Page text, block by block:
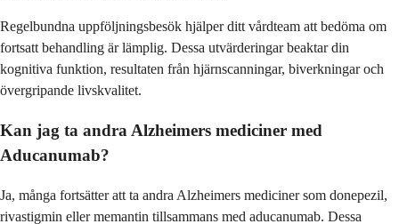
Regelbundna uppföljningsbesök hjälper ditt vårdteam att bedöma om
fortsatt behandling är lämplig. Dessa utvärderingar beaktar din
kognitiva funktion, resultaten från hjärnscanningar, biverkningar och
övergripande livskvalitet.
Kan jag ta andra Alzheimers mediciner med
Aducanumab?
Ja, många fortsätter att ta andra Alzheimers mediciner som donepezil,
rivastigmin eller memantin tillsammans med aducanumab. Dessa